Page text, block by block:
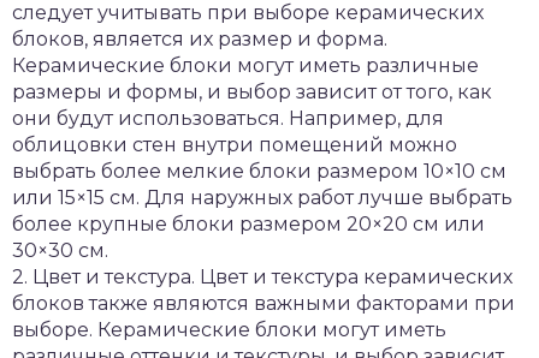
следует учитывать при выборе керамических
блоков, является их размер и форма.
Керамические блоки могут иметь различные
размеры и формы, и выбор зависит от того, как
они будут использоваться. Например, для
облицовки стен внутри помещений можно
выбрать более мелкие блоки размером 10×10 см
или 15×15 см. Для наружных работ лучше выбрать
более крупные блоки размером 20×20 см или
30×30 см.
2. Цвет и текстура. Цвет и текстура керамических
блоков также являются важными факторами при
выборе. Керамические блоки могут иметь